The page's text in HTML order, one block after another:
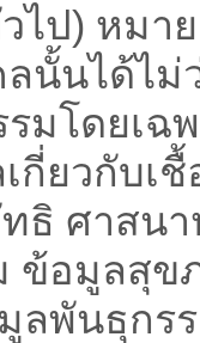
ป) หมา
นั้นได้ไม่
มโดยเ
กี่ยวกับเ
ทธิ ศาสน
ข้อมูลสุข
ลพันธุก